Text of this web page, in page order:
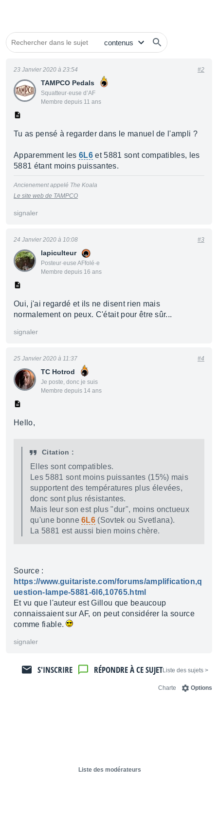
TAMPCO Pedals
Squatteur·euse d’AF
Membre depuis 11 ans
23 Janvier 2020 à 23:54 #2
Tu as pensé à regarder dans le manuel de l'ampli ?
Apparemment les6L6 et 5881 sont compatibles, les
5881 étant moins puissantes.
Ancienement appelé The Koala
Le site web de TAMPCO
signaler
lapiculteur
Posteur·euse AFfolé·e
Membre depuis 16 ans
24 Janvier 2020 à 10:08 #3
Oui, j'ai regardé et ils ne disent rien mais
normalement on peux. C'était pour être sûr...
signaler
TC Hotrod
Je poste, donc je suis
Membre depuis 14 ans
25 Janvier 2020 à 11:37 #4
Hello,
Citation :
Elles sont compatibles.
Les 5881 sont moins puissantes (15%) mais
supportent des températures plus élevées,
donc sont plus résistantes.
Mais leur son est plus "dur", moins onctueux
qu'une bonne6L6 (Sovtek ou Svetlana).
La 5881 est aussi bien moins chère.
Source :
https://www.guitariste.com/forums/amplification,q
uestion-lampe-5881-6l6,10765.html
Et vu que l'auteur est Gillou que beaucoup
connaissaient sur AF, on peut considérer la source
comme fiable.
signaler
< Liste des sujets
RÉPONDRE À CE SUJET
S'INSCRIRE
Options
Charte
Liste des modérateurs